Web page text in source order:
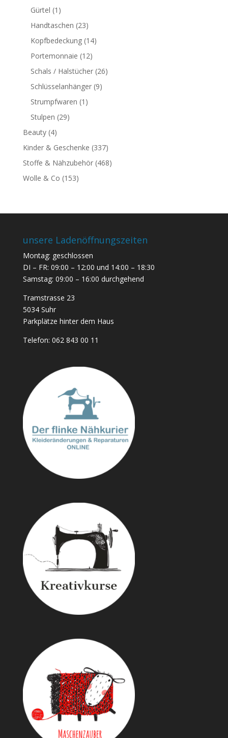
Gürtel (1)
Handtaschen (23)
Kopfbedeckung (14)
Portemonnaie (12)
Schals / Halstücher (26)
Schlüsselanhänger (9)
Strumpfwaren (1)
Stulpen (29)
Beauty (4)
Kinder & Geschenke (337)
Stoffe & Nähzubehör (468)
Wolle & Co (153)
unsere Ladenöffnungszeiten
Montag: geschlossen
DI – FR: 09:00 – 12:00 und 14:00 – 18:30
Samstag: 09:00 – 16:00 durchgehend
Tramstrasse 23
5034 Suhr
Parkplätze hinter dem Haus
Telefon: 062 843 00 11